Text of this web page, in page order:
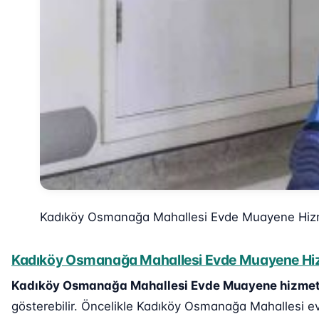
Kadıköy Osmanağa Mahallesi Evde Muayene
Kadıköy Osmanağa Mahallesi Evde Muayene
Kadıköy Osmanağa Mahallesi Evde Muayene
gösterebilir. Öncelikle Kadıköy Osmanağa Mahallesi